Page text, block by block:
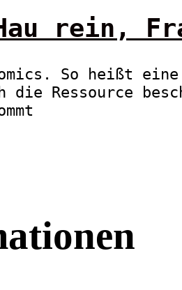
rein,
So heißt
die Ressource